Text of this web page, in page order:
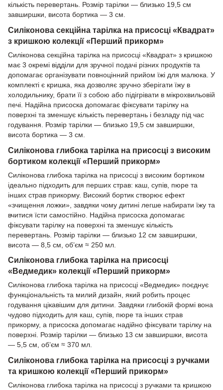
кількість перевертань. Розмір тарілки — близько 19,5 см
завширшки, висота бортика — 3 см.
Силіконова секційна тарілка на присосці «Квадрат»
з кришкою колекції «Перший прикорм»
Силіконова секційна тарілка на присосці «Квадрат» з кришкою
має 3 окремі відділи для зручної подачі різних продуктів та
допомагає організувати повноцінний прийом їжі для малюка. У
комплекті є кришка, яка дозволяє зручно зберігати їжу в
холодильнику, брати її з собою або підігрівати в мікрохвильовій
печі. Надійна присоска допомагає фіксувати тарілку на
поверхні та зменшує кількість перевертань і безладу під час
годування. Розмір тарілки — близько 19,5 см завширшки,
висота бортика — 3 см.
Силіконова глибока тарілка на присосці з високим
бортиком колекції «Перший прикорм»
Силіконова глибока тарілка на присосці з високим бортиком
ідеально підходить для перших страв: каш, супів, пюре та
інших страв прикорму. Високий бортик створює ефект
«зчищення ложки», завдяки чому дитині легше набирати їжу та
вчитися їсти самостійно. Надійна присоска допомагає
фіксувати тарілку на поверхні та зменшує кількість
перевертань. Розмір тарілки — близько 12 см завширшки,
висота — 8,5 см, об’єм ≈ 250 мл.
Силіконова глибока тарілка на присосці
«Ведмедик» колекції «Перший прикорм»
Силіконова глибока тарілка на присосці «Ведмедик» поєднує
функціональність та милий дизайн, який робить процес
годування цікавішим для дитини. Завдяки глибокій формі вона
чудово підходить для каш, супів, пюре та інших страв
прикорму, а присоска допомагає надійно фіксувати тарілку на
поверхні. Розмір тарілки — близько 13 см завширшки, висота
— 5,5 см, об’єм ≈ 370 мл.
Силіконова глибока тарілка на присосці з ручками
та кришкою колекції «Перший прикорм»
Силіконова глибока тарілка на присосці з ручками та кришкою